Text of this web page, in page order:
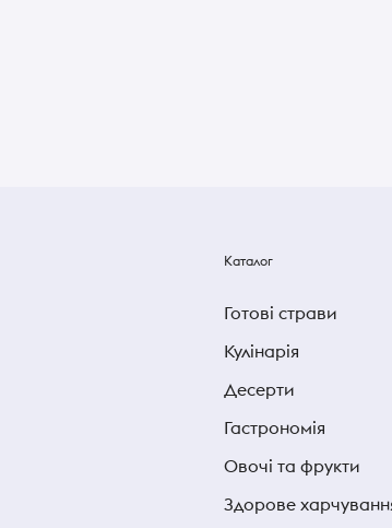
Каталог
Готові страви
Кулінарія
Десерти
Гастрономія
Овочі та фрукти
Здорове